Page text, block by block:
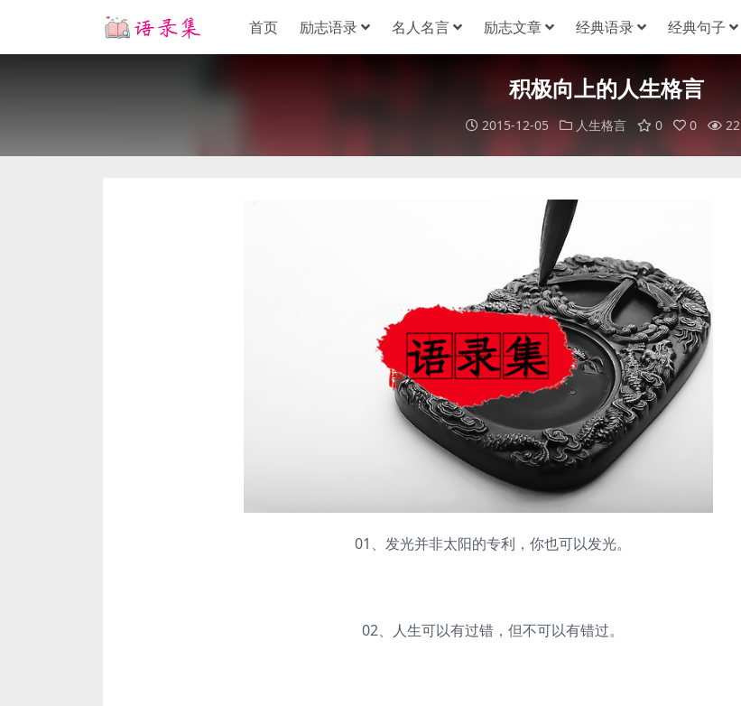
首页 励志语录 名人名言 励志文章 经典语录 经典句子
积极向上的人生格言
2015-12-05 人生格言 0 0 22
01、发光并非太阳的专利，你也可以发光。
02、人生可以有过错，但不可以有错过。